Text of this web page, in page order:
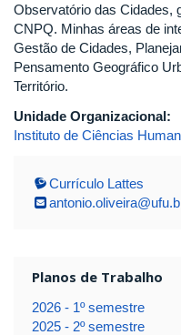
Observatório das Cidades,
CNPQ. Minhas áreas de
Gestão de Cidades,
Pensamento Geográfico
Território.
Unidade Organizacional:
Instituto de Ciências
Currículo Lattes
Planos de Trabalho
2026 - 1º semestre
2025 - 2º semestre